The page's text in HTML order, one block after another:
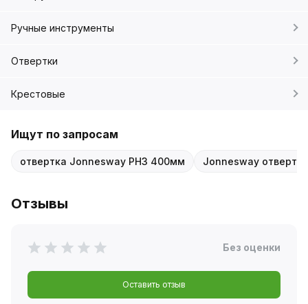
Ручные инструменты
Отвертки
Крестовые
Ищут по запросам
отвертка Jonnesway PH3 400мм Jonnesway
Отзывы
Без оценки
Оставить отзыв